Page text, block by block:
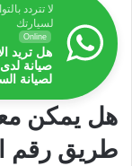
لا تتردد
لسيارتك
Online
هل تريد
صيانة
لصيانة
هل يمكن
طريق رقم